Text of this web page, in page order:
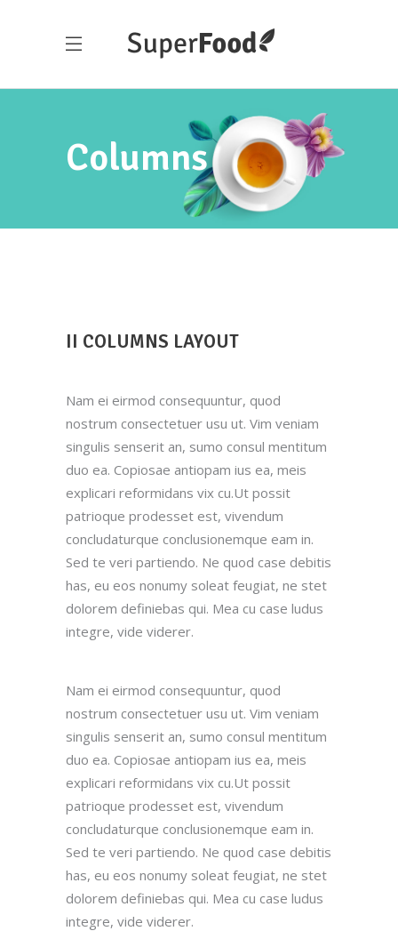
Columns
II COLUMNS LAYOUT
Nam ei eirmod consequuntur, quod
nostrum consectetuer usu ut. Vim veniam
singulis senserit an, sumo consul mentitum
duo ea. Copiosae antiopam ius ea, meis
explicari reformidans vix cu.Ut possit
patrioque prodesset est, vivendum
concludaturque conclusionemque eam in.
Sed te veri partiendo. Ne quod case debitis
has, eu eos nonumy soleat feugiat, ne stet
dolorem definiebas qui. Mea cu case ludus
integre, vide viderer.
Nam ei eirmod consequuntur, quod
nostrum consectetuer usu ut. Vim veniam
singulis senserit an, sumo consul mentitum
duo ea. Copiosae antiopam ius ea, meis
explicari reformidans vix cu.Ut possit
patrioque prodesset est, vivendum
concludaturque conclusionemque eam in.
Sed te veri partiendo. Ne quod case debitis
has, eu eos nonumy soleat feugiat, ne stet
dolorem definiebas qui. Mea cu case ludus
integre, vide viderer.